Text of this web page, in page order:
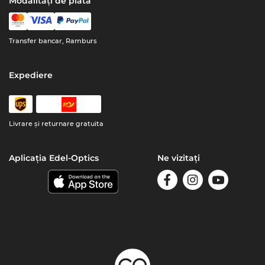
Transfer bancar, Ramburs
Expediere
Livrare şi returnare gratuita
Aplicația Edel-Optics Ne vizitați